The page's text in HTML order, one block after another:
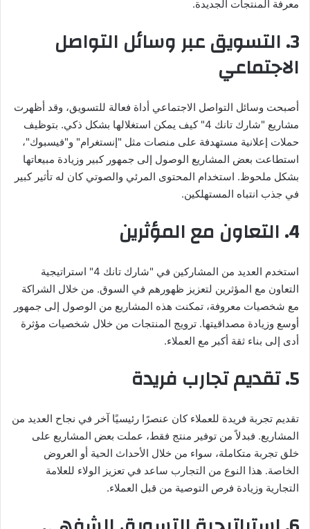
معرفة المنتجات الجديدة.
3. التسويق عبر وسائل التواصل
الاجتماعي
أصبحت وسائل التواصل الاجتماعي أداة فعالة للتسويق، وقد أظهرت
مشاريع "شارك تانك 4" كيف يمكن استغلالها بشكل ذكي. بتوظيف
حملات إعلانية مستهدفة على منصات مثل "إنستغرام" و"فيسبوك"،
استطاعت بعض المشاريع الوصول إلى جمهور كبير وزيادة مبيعاتها
بشكل ملحوظ. استخدام المحتوى المرئي والصوتي كان له تأثير كبير
في جذب انتباه المستهلكين.
4. التعاون مع المؤثرين
استخدم العديد من المشاركين في "شارك تانك 4" استراتيجية
التعاون مع المؤثرين لتعزيز ظهورهم في السوق. من خلال الشراكة
مع شخصيات معروفة، تمكنت هذه المشاريع من الوصول إلى جمهور
أوسع وزيادة مصداقيتها. ترويج المنتجات من خلال شخصيات مؤثرة
أدى إلى بناء ثقة أكبر مع العملاء.
5. تقديم تجارب فريدة
تقديم تجربة فريدة للعملاء كان عنصرًا رئيسيًا آخر في نجاح العديد من
المشاريع. فبدلاً من توفير منتج فقط، عملت بعض المشاريع على
خلق تجربة متكاملة، سواء من خلال الأحداث الحية أو العروض
الخاصة. هذا النوع من التجارب ساعد في تعزيز الولاء للعلامة
التجارية وزيادة فرص التوصية من قبل العملاء.